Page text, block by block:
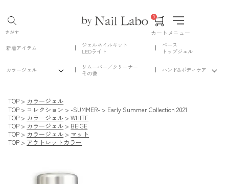
さがす カート
0
メニュー
新着アイテム
ジェルネイルキット
LEDライト
ベース
トップジェル
カラージェル
リムーバー／クリーナー
その他
ハンド&ボディケア
TOP
カラージェル
TOP
コレクション -SUMMER-
Early Summer Collection 2021
TOP
カラージェル
WHITE
TOP
カラージェル
BEIGE
TOP
カラージェル
マット
TOP
アウトレットカラー